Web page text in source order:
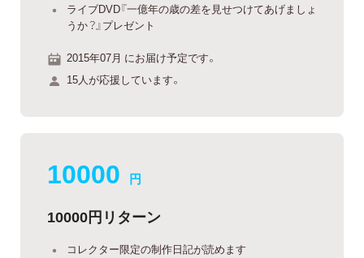
ライブDVD『一億年の歳の差を見せつけてあげましょ
うか？』プレゼント
2015年07月 にお届け予定です。
15人が応援しています。
10000 円
10000円リターン
コレクター限定の制作日記が読めます